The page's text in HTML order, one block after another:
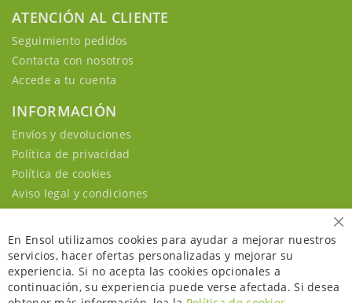
ATENCIÓN AL CLIENTE
Seguimiento pedidos
Contacta con nosotros
Accede a tu cuenta
INFORMACIÓN
Envíos y devoluciones
Política de privacidad
Política de cookies
Aviso legal y condiciones
En Ensol utilizamos cookies para ayudar a mejorar nuestros
servicios, hacer ofertas personalizadas y mejorar su
experiencia. Si no acepta las cookies opcionales a
continuación, su experiencia puede verse afectada. Si desea